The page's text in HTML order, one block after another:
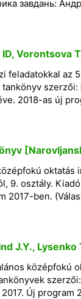
завдань:
Vorontsova
feladatokkal az
szerzői:
2018-as új
oktatás
9. osztály.
2017-ben.
J.Y.,
középfokú
szerzői:
Új program